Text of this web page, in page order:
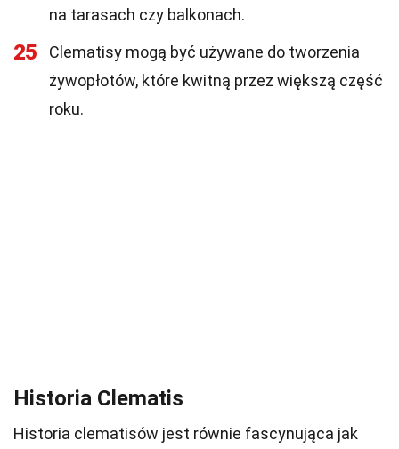
na tarasach czy balkonach.
25
Clematisy mogą być używane do tworzenia
żywopłotów, które kwitną przez większą część
roku.
Historia Clematis
Historia clematisów jest równie fascynująca jak